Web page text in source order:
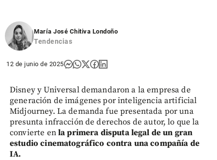
María José Chitiva Londoño
Tendencias
12 de junio de 2025
Disney y Universal demandaron a la empresa de
generación de imágenes por inteligencia artificial
Midjourney. La demanda fue presentada por una
presunta infracción de derechos de autor, lo que la
convierte enla primera disputa legal de un gran
estudio cinematográfico contra una compañía de
IA.